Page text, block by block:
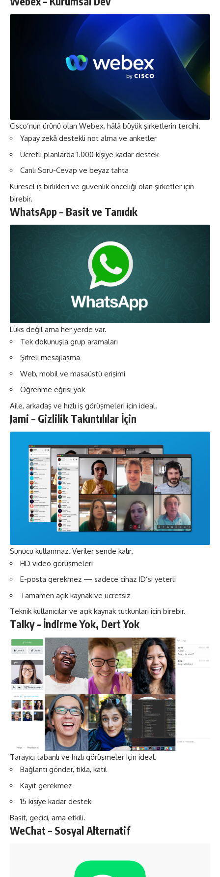
Cisco’nun ürünü olan Webex, hâlâ büyük şirketlerin tercihi.
Yapay zekâ destekli not alma ve anketler
Ücretli planlarda 1.000 kişiye kadar destek
Canlı Soru-Cevap ve beyaz tahta
Küresel iş birlikleri ve güvenlik önceliği olan şirketler için
birebir.
WhatsApp – Basit ve Tanıdık
Lüks değil ama her yerde var.
Tek dokunuşla grup aramaları
Şifreli mesajlaşma
Web, mobil ve masaüstü erişimi
Öğrenme eğrisi yok
Aile, arkadaş ve hızlı iş görüşmeleri için ideal.
Jami – Gizlilik Takıntılılar İçin
Sunucu kullanmaz. Veriler sende kalır.
HD video görüşmeleri
E-posta gerekmez — sadece cihaz ID’si yeterli
Tamamen açık kaynak ve ücretsiz
Teknik kullanıcılar ve açık kaynak tutkunları için birebir.
Talky – İndirme Yok, Dert Yok
Tarayıcı tabanlı ve hızlı görüşmeler için ideal.
Bağlantı gönder, tıkla, katıl
Kayıt gerekmez
15 kişiye kadar destek
Basit, geçici, ama etkili.
WeChat – Sosyal Alternatif